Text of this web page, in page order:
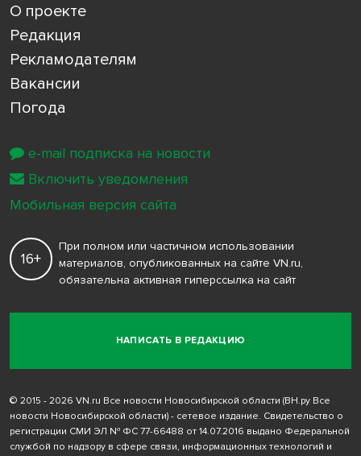
О проекте
Редакция
Рекламодателям
Вакансии
Погода
НАПИСАТЬ В РЕДАКЦИЮ
16+
При полном или частичном использовании
материалов, опубликованных на сайте VN.ru,
обязательна активная гиперссылка на сайт
© 2015 - 2026 VN.ru Все новости Новосибирской области (ВН.ру Все
новости Новосибирской области) - сетевое издание. Свидетельство о
регистрации СМИ ЭЛ № ФС 77-66488 от 14.07.2016 выдано Федеральной
службой по надзору в сфере связи, информационных технологий и
e-mail подписка на новости
Включить уведомления
Мобильная версия сайта